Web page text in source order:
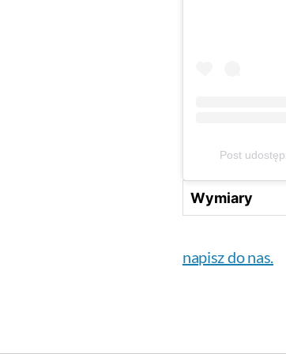
Post
Wymiary
napisz do nas.